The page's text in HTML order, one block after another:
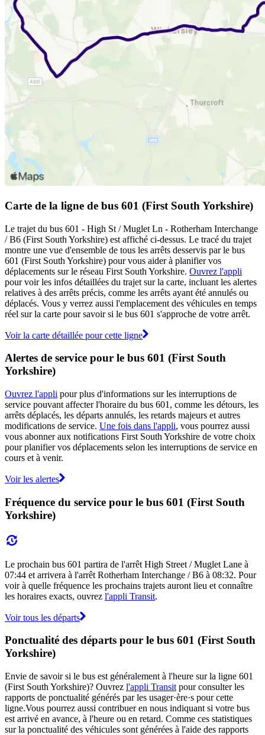
Carte de la ligne de bus 601 (First South Yorkshire)
Le trajet du bus 601 - High St / Muglet Ln - Rotherham Interchange
/ B6 (First South Yorkshire) est affiché ci-dessus. Le tracé du trajet
montre une vue d'ensemble de tous les arrêts desservis par le bus
601 (First South Yorkshire) pour vous aider à planifier vos
déplacements sur le réseau First South Yorkshire. Ouvrez l'appli
pour voir les infos détaillées du trajet sur la carte, incluant les alertes
relatives à des arrêts précis, comme les arrêts ayant été annulés ou
déplacés. Vous y verrez aussi l'emplacement des véhicules en temps
réel sur la carte pour savoir si le bus 601 s'approche de votre arrêt.
Voir la carte détaillée pour cette ligne
Alertes de service pour le bus 601 (First South
Yorkshire)
Ouvrez l'appli pour plus d'informations sur les interruptions de
service pouvant affecter l'horaire du bus 601, comme les détours, les
arrêts déplacés, les départs annulés, les retards majeurs et autres
modifications de service. Une fois dans l'appli, vous pourrez aussi
vous abonner aux notifications First South Yorkshire de votre choix
pour planifier vos déplacements selon les interruptions de service en
cours et à venir.
Voir les alertes
Fréquence du service pour le bus 601 (First South
Yorkshire)
Le prochain bus 601 partira de l'arrêt High Street / Muglet Lane à
07:44 et arrivera à l'arrêt Rotherham Interchange / B6 à 08:32. Pour
voir à quelle fréquence les prochains trajets auront lieu et connaître
les horaires exacts, ouvrez l'appli Transit.
Voir tous les départs
Ponctualité des départs pour le bus 601 (First South
Yorkshire)
Envie de savoir si le bus est généralement à l'heure sur la ligne 601
(First South Yorkshire)? Ouvrez l'appli Transit pour consulter les
rapports de ponctualité générés par les usager·ère·s pour cette
ligne.Vous pourrez aussi contribuer en nous indiquant si votre bus
est arrivé en avance, à l'heure ou en retard. Comme ces statistiques
sur la ponctualité des véhicules sont générées à l'aide des rapports